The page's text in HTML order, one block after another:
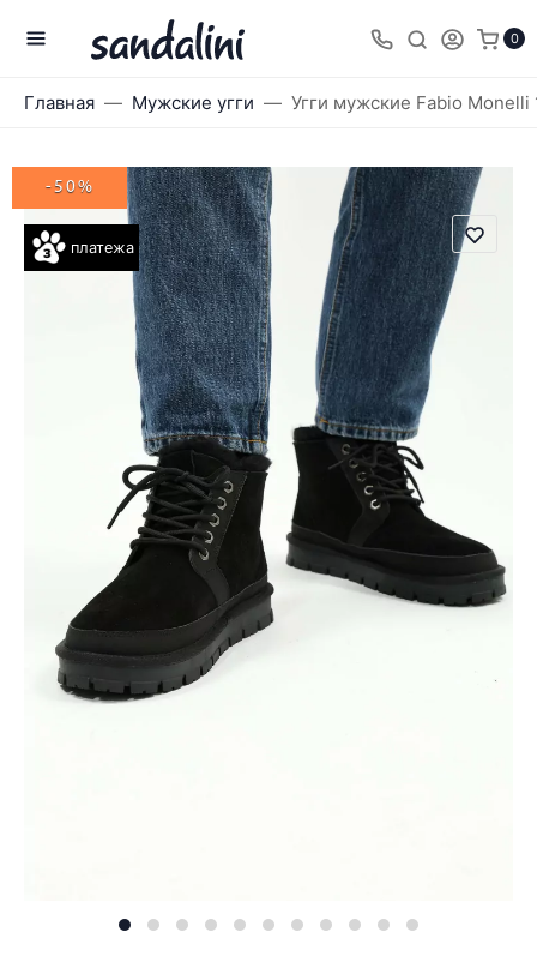
0
Главная Мужские угги Угги мужские Fabio Monelli
платежа
-50%